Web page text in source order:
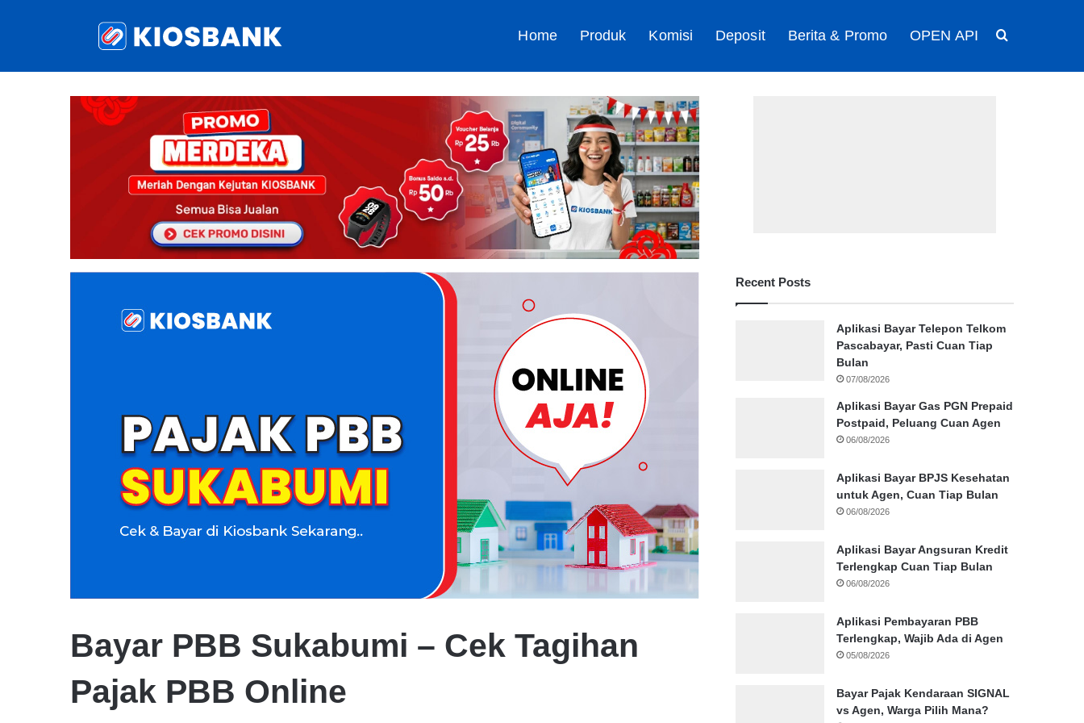
Home Produk Komisi Deposit Berita & Promo OPEN API
Bayar PBB Sukabumi – Cek Tagihan
Pajak PBB Online
Recent Posts
Aplikasi Bayar Telepon Telkom
Pascabayar, Pasti Cuan Tiap
Bulan
07/08/2026
Aplikasi Bayar Gas PGN Prepaid
Postpaid, Peluang Cuan Agen
06/08/2026
Aplikasi Bayar BPJS Kesehatan
untuk Agen, Cuan Tiap Bulan
06/08/2026
Aplikasi Bayar Angsuran Kredit
Terlengkap Cuan Tiap Bulan
06/08/2026
Aplikasi Pembayaran PBB
Terlengkap, Wajib Ada di Agen
05/08/2026
Bayar Pajak Kendaraan SIGNAL
vs Agen, Warga Pilih Mana?